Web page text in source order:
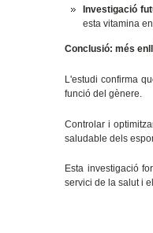
Investigació
esta vitamina
Conclusió: més
L'estudi confirma
funció del gènere.
Controlar i
saludable dels
Esta investigació
servici de la salut i